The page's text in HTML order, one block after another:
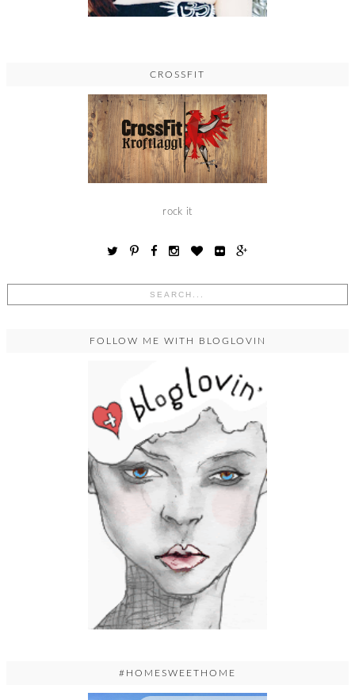
CROSSFIT
rock it
FOLLOW ME WITH BLOGLOVIN
#HOMESWEETHOME